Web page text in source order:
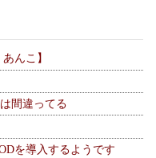
んこ】
間違ってる
を導入するようです